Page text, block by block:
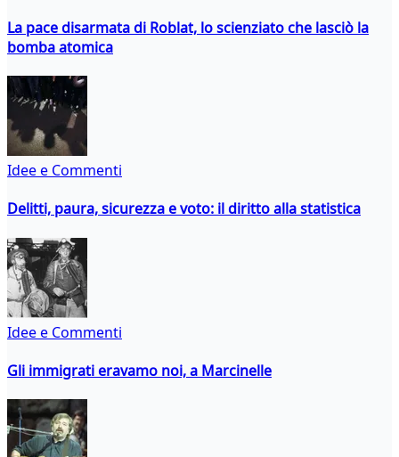
La pace disarmata di Roblat, lo scienziato che lasciò la
bomba atomica
Idee e Commenti
Delitti, paura, sicurezza e voto: il diritto alla statistica
Idee e Commenti
Gli immigrati eravamo noi, a Marcinelle